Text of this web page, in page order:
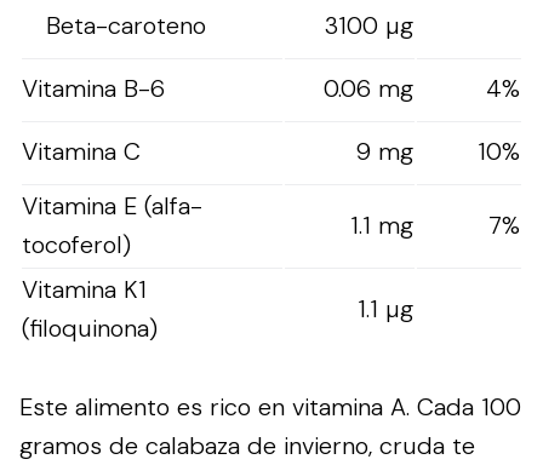
Beta-caroteno
3100 µg
Vitamina B-6
0.06 mg
4%
Vitamina C
9 mg
10%
Vitamina E (alfa-
tocoferol)
1.1 mg 7%
Vitamina K1
(filoquinona)
1.1 µg
Este alimento es rico en vitamina A. Cada 100
gramos de calabaza de invierno, cruda te